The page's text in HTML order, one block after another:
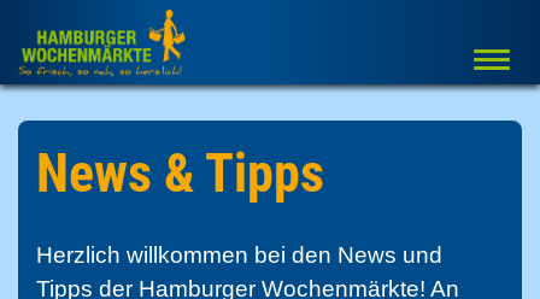
News & Tipps
Herzlich willkommen bei den News und
Tipps der Hamburger Wochenmärkte! An